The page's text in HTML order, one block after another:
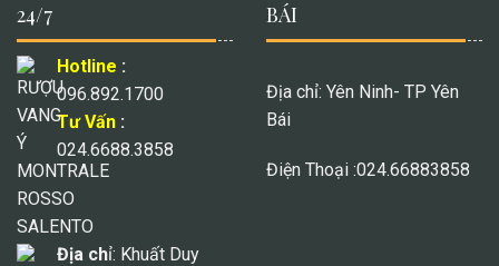
24/7
Hotline :
096.892.1700
Tư Vấn :
024.6688.3858
Địa chỉ: Khuất Duy
BÁI
Địa chỉ: Yên Ninh- TP Yên
Bái
Điện Thoại :024.66883858